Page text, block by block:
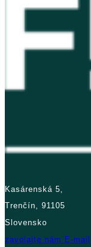
Kasárenská 5,
Trenčín, 91105
Slovensko
zavolajte nám E-mail